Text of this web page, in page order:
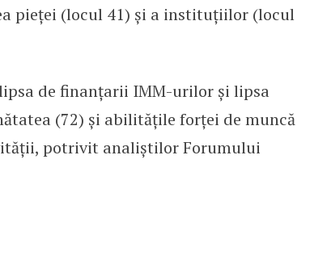
pieței (locul 41) și a instituțiilor (locul
de finanțarii IMM-urilor și lipsa
(72) și abilitățile forței de muncă
potrivit analiștilor Forumului